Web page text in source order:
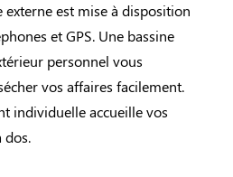
est mise à disposition
et GPS. Une bassine
personnel vous
vos affaires facilement.
individuelle accueille vos
dos.